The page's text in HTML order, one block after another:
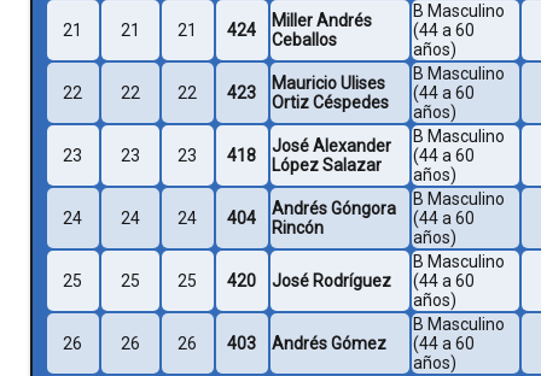
21 21 21 424
Miller Andrés
Ceballos
B Masculino
(44 a 60
años)
22 22 22 423
Mauricio Ulises
Ortiz Céspedes
B Masculino
(44 a 60
años)
23 23 23 418
José Alexander
López Salazar
B Masculino
(44 a 60
años)
24 24 24 404
Andrés Góngora
Rincón
B Masculino
(44 a 60
años)
25 25 25 420 José Rodríguez
B Masculino
(44 a 60
años)
26 26 26 403 Andrés Gómez
B Masculino
(44 a 60
años)